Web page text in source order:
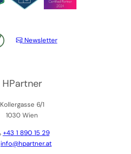
HPartner
Kollergasse 6/1
1030 Wien
+43 1 890 15 29
info@hpartner.at
Newsletter